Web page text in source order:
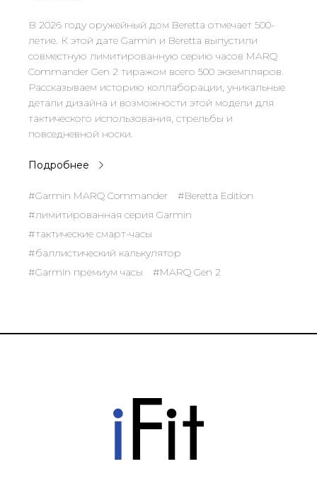
В 2026 году оружейный дом Beretta отмечает 500-
летие. К этой дате Garmin и Beretta выпустили
совместную лимитированную серию часов MARQ
Commander Gen 2 тиражом всего 500 экземпляров.
Рассказываем историю коллаборации, уникальные
детали дизайна и возможности этой модели для
тактического использования, стрельбы и
повседневной носки.
Подробнее
#Garmin MARQ Commander
#Beretta Edition
#лимитированная серия Garmin
#тактические смарт-часы
#баллистический калькулятор
#Garmin премиум часы
#MARQ Gen 2